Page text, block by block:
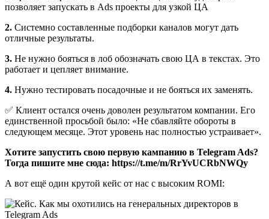
позволяет запускать в Ads проекты для узкой ЦА
2. Системно составленные подборки каналов могут дать
отличные результаты.
3. Не нужно бояться в лоб обозначать свою ЦА в текстах. Это
работает и цепляет внимание.
4. Нужно тестировать посадочные и не бояться их заменять.
✅ Клиент остался очень доволен результатом компании. Его
единственной просьбой было: «Не сбавляйте обороты в
следующем месяце. Этот уровень нас полностью устраивает».
Хотите запустить свою первую кампанию в Telegram Ads?
Тогда пишите мне сюда: https://t.me/m/RrYvUCRbNWQy
А вот ещё один крутой кейс от нас с высоким ROMI: